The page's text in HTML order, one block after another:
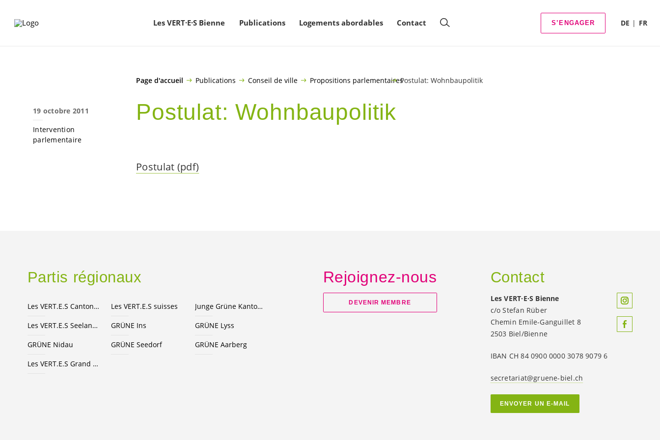
Les VERT·E·S Bienne Publications Logements abordables Contact S’ENGAGER DE FR
Page d'accueil Publications Conseil de ville Propositions parlementairesPostulat: Wohnbaupolitik
Postulat: Wohnbaupolitik
Postulat (pdf)
19 octobre 2011
Intervention
parlementaire
Partis régionaux
Les VERT.E.S Canton de Berne LesVERT.E.S suisses Junge Grüne Kanton Bern
Les VERT.E.S Seeland-Bienne GRÜNE Ins GRÜNE Lyss
GRÜNE Nidau GRÜNE Seedorf GRÜNE Aarberg
Les VERT.E.S Grand Chasseral
Rejoignez-nous
DEVENIR MEMBRE
Contact
LesVERT·E·S Bienne
c/o Stefan Rüber
Chemin Emile-Ganguillet 8
2503 Biel/Bienne
IBAN CH 84 0900 0000 3078 9079 6
secretariat@gruene-biel.ch
ENVOYER UN E-MAIL